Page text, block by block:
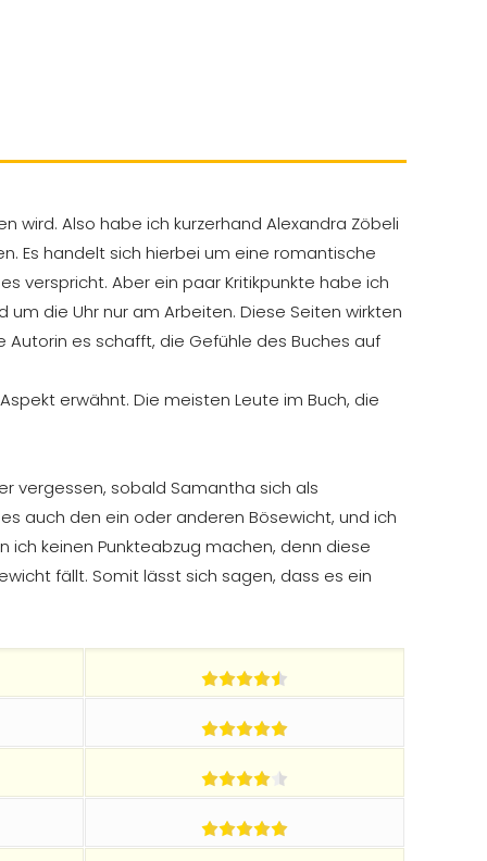
wird. Also habe ich kurzerhand Alexandra Zöbeli
Es handelt sich hierbei um eine romantische
verspricht. Aber ein paar Kritikpunkte habe ich
die Uhr nur am Arbeiten. Diese Seiten wirkten
es schafft, die Gefühle des Buches auf
erwähnt. Die meisten Leute im Buch, die
vergessen, sobald Samantha sich als
auch den ein oder anderen Bösewicht, und ich
ich keinen Punkteabzug machen, denn diese
fällt. Somit lässt sich sagen, dass es ein